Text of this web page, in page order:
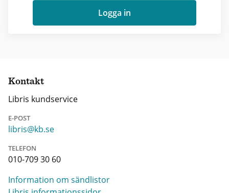
Logga in
Kontakt
Libris kundservice
E-POST
libris@kb.se
TELEFON
010-709 30 60
Information om sändlistor